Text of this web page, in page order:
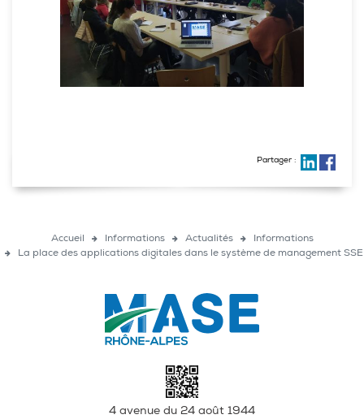
Partager :
Accueil Informations Actualités
Informations
La place des applications digitales dans le système de management SSE
4 avenue du 24 août 1944